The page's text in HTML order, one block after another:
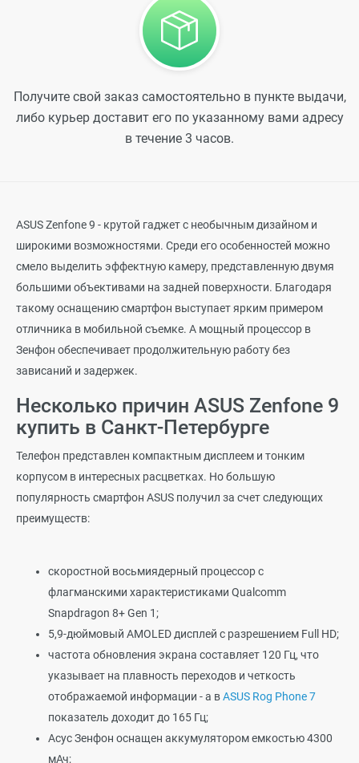
Получите свой заказ самостоятельно в пункте выдачи,
либо курьер доставит его по указанному вами адресу
в течение 3 часов.
ASUS Zenfone 9 - крутой гаджет с необычным дизайном и
широкими возможностями. Среди его особенностей можно
смело выделить эффектную камеру, представленную двумя
большими объективами на задней поверхности. Благодаря
такому оснащению смартфон выступает ярким примером
отличника в мобильной съемке. А мощный процессор в
Зенфон обеспечивает продолжительную работу без
зависаний и задержек.
Несколько причин ASUS Zenfone 9
купить в Санкт-Петербурге
Телефон представлен компактным дисплеем и тонким
корпусом в интересных расцветках. Но большую
популярность смартфон ASUS получил за счет следующих
преимуществ:
скоростной восьмиядерный процессор с
флагманскими характеристиками Qualcomm
Snapdragon 8+ Gen 1;
5,9-дюймовый AMOLED дисплей с разрешением Full HD;
частота обновления экрана составляет 120 Гц, что
указывает на плавность переходов и четкость
отображаемой информации - а вASUS Rog Phone 7
показатель доходит до 165 Гц;
Асус Зенфон оснащен аккумулятором емкостью 4300
мАч;